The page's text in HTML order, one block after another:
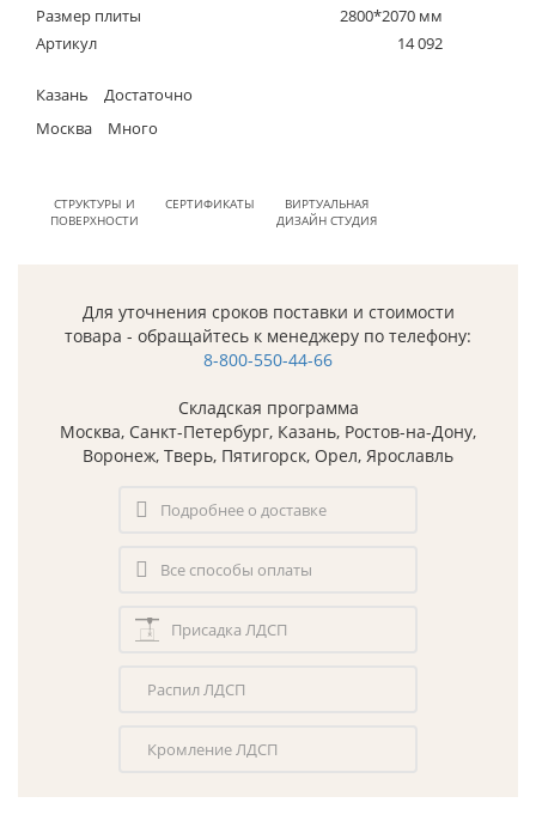
Размер плиты
2800*2070 мм
Артикул
14 092
Казань
Достаточно
Москва
Много
СТРУКТУРЫ И
ПОВЕРХНОСТИ
СЕРТИФИКАТЫ
ВИРТУАЛЬНАЯ
ДИЗАЙН СТУДИЯ
Для уточнения сроков поставки и стоимости
товара - обращайтесь к менеджеру по телефону:
8-800-550-44-66
Складская программа
Москва, Санкт-Петербург, Казань, Ростов-на-Дону,
Воронеж, Тверь, Пятигорск, Орел, Ярославль
Подробнее о доставке
Все способы оплаты
Присадка ЛДСП
Распил ЛДСП
Кромление ЛДСП